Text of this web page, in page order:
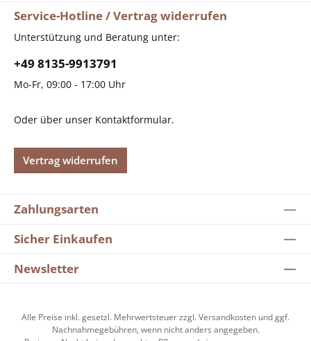
Service-Hotline / Vertrag widerrufen
Unterstützung und Beratung unter:
+49 8135-9913791
Mo-Fr, 09:00 - 17:00 Uhr
Oder über unser Kontaktformular.
Vertrag widerrufen
Zahlungsarten
Sicher Einkaufen
Newsletter
Alle Preise inkl. gesetzl. Mehrwertsteuer zzgl.Versandkosten und ggf.
Nachnahmegebühren, wenn nicht anders angegeben.